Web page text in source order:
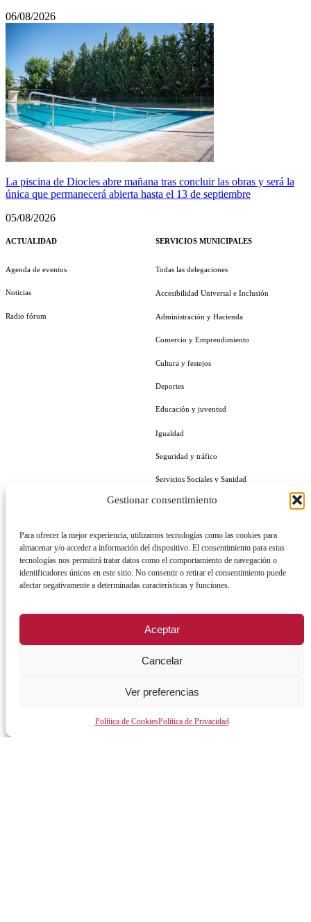
Gestionar consentimiento
Para ofrecer la mejor experiencia, utilizamos tecnologías como las cookies para
almacenar y/o acceder a información del dispositivo. El consentimiento para estas
tecnologías nos permitirá tratar datos como el comportamiento de navegación o
identificadores únicos en este sitio. No consentir o retirar el consentimiento puede
afectar negativamente a determinadas características y funciones.
Aceptar
Cancelar
Ver preferencias
Política de CookiesPolítica de Privacidad
06/08/2026
La piscina de Diocles abre mañana tras concluir las obras y será la
única que permanecerá abierta hasta el 13 de septiembre
05/08/2026
ACTUALIDAD
Agenda de eventos
Noticias
Radio fórum
Teléfonos de interés
SERVICIOS MUNICIPALES
Todas las delegaciones
Accesibilidad Universal e Inclusión
Administración y Hacienda
Comercio y Emprendimiento
Cultura y festejos
Deportes
Educación y juventud
Igualdad
Seguridad y tráfico
Servicios Sociales y Sanidad
Turismo
Centro de formación la Calzada
Impulsa Empleo Joven
Generación IN Empleo